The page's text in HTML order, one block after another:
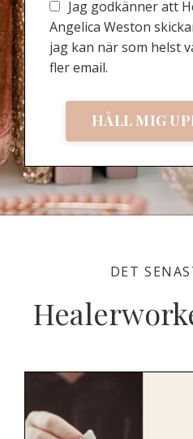
Jag godkänner att
Angelica Weston
jag kan när som helst
fler email.
HÅLL MIG
DET